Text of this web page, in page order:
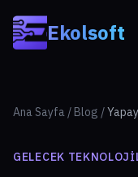
Ekolsoft
Ana Sayfa / Blog /
GELECEK